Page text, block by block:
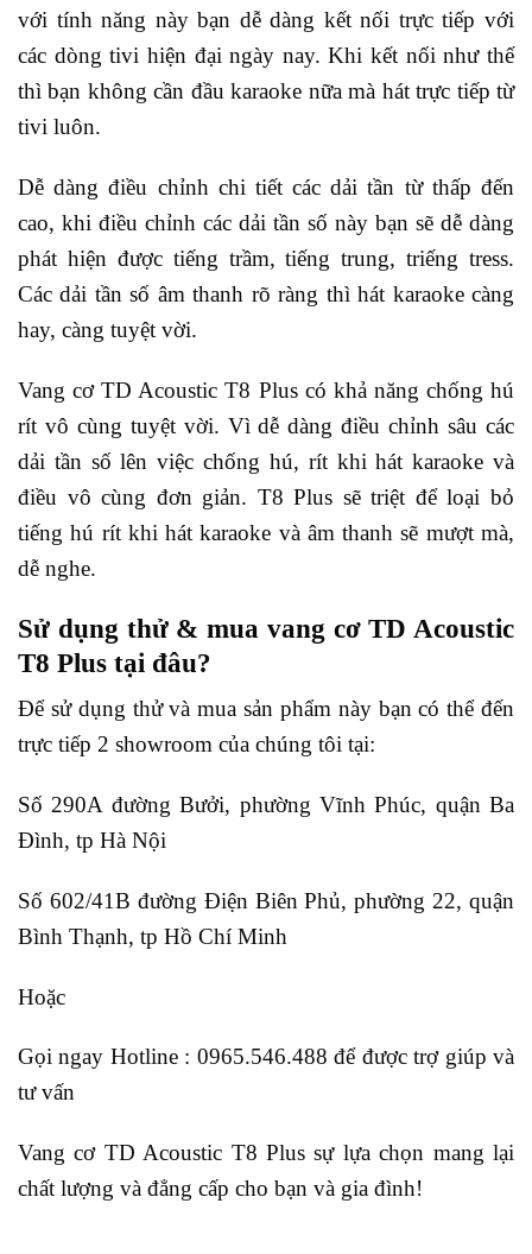
với tính năng này bạn dễ dàng kết nối trực tiếp với
các dòng tivi hiện đại ngày nay. Khi kết nối như thế
thì bạn không cần đầu karaoke nữa mà hát trực tiếp từ
tivi luôn.
Dễ dàng điều chỉnh chi tiết các dải tần từ thấp đến
cao, khi điều chỉnh các dải tần số này bạn sẽ dễ dàng
phát hiện được tiếng trầm, tiếng trung, triếng tress.
Các dải tần số âm thanh rõ ràng thì hát karaoke càng
hay, càng tuyệt vời.
Vang cơ TD Acoustic T8 Plus có khả năng chống hú
rít vô cùng tuyệt vời. Vì dễ dàng điều chỉnh sâu các
dải tần số lên việc chống hú, rít khi hát karaoke và
điều vô cùng đơn giản. T8 Plus sẽ triệt để loại bỏ
tiếng hú rít khi hát karaoke và âm thanh sẽ mượt mà,
dễ nghe.
Sử dụng thử & mua vang cơ TD Acoustic
T8 Plus tại đâu?
Để sử dụng thử và mua sản phẩm này bạn có thể đến
trực tiếp 2 showroom của chúng tôi tại:
Số 290A đường Bưởi, phường Vĩnh Phúc, quận Ba
Đình, tp Hà Nội
Số 602/41B đường Điện Biên Phủ, phường 22, quận
Bình Thạnh, tp Hồ Chí Minh
Hoặc
Gọi ngay Hotline : 0965.546.488 để được trợ giúp và
tư vấn
Vang cơ TD Acoustic T8 Plus sự lựa chọn mang lại
chất lượng và đẳng cấp cho bạn và gia đình!